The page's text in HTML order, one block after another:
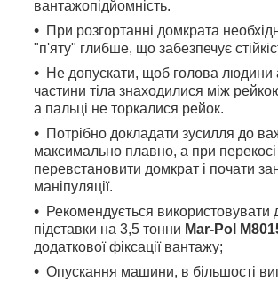
вантажопідйомність.
При розгортанні домкрата
"п'яту" глибше, що забезпечує
Не допускати, щоб голова людини
частини тіла знаходилися між
а пальці не торкалися рейок.
Потрібно докладати зусилля до
максимально плавно, а при перекосі
перевстановити домкрат і почати
маніпуляції.
Рекомендується використовувати
підставки на 3,5 тонни Mar-Pol
додаткової фіксації вантажу;
Опускання машини, в більшості